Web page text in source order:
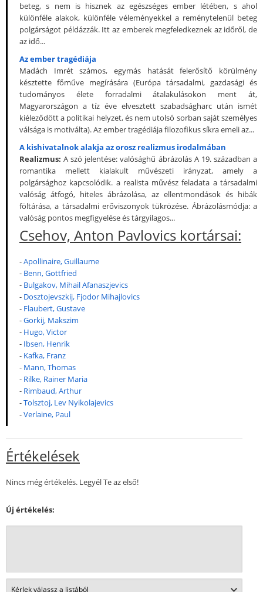
beteg, s nem is hisznek az egészséges ember létében, s ahol
különféle alakok, különféle véleményekkel a reménytelenül beteg
polgárságot példázzák. Itt az emberek megfeledkeznek az időről, de
az idő...
Az ember tragédiája
Madách Imrét számos, egymás hatását felerősítő körülmény
késztette főműve megírására (Európa társadalmi, gazdasági és
tudományos élete forradalmi átalakulásokon ment át,
Magyarországon a tíz éve elvesztett szabadságharc után ismét
kiéleződött a politikai helyzet, és nem utolsó sorban saját személyes
válsága is motiválta). Az ember tragédiája filozofikus síkra emeli az...
A kishivatalnok alakja az orosz realizmus irodalmában
Realizmus: A szó jelentése: valósághű ábrázolás A 19. században a
romantika mellett kialakult művészeti irányzat, amely a
polgársághoz kapcsolódik. a realista művész feladata a társadalmi
valóság átfogó, hiteles ábrázolása, az ellentmondások és hibák
föltárása, a társadalmi erőviszonyok tükrözése. Ábrázolásmódja: a
valóság pontos megfigyelése és tárgyilagos...
Csehov, Anton Pavlovics kortársai:
-Apollinaire, Guillaume
- Benn, Gottfried
- Bulgakov, Mihail Afanaszjevics
- Dosztojevszkij, Fjodor Mihajlovics
- Flaubert, Gustave
-Gorkij, Makszim
- Hugo, Victor
- Ibsen, Henrik
- Kafka, Franz
- Mann, Thomas
- Rilke, Rainer Maria
- Rimbaud, Arthur
-Tolsztoj, Lev Nyikolajevics
-Verlaine, Paul
Értékelések
Nincs még értékelés. Legyél Te az első!
Új értékelés: